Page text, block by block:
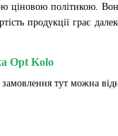
політикою. Вони
продукції грає
Opt Kolo
тут можна